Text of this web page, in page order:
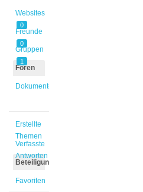
Websites
0
Freunde
0
Gruppen
1
Foren
Dokumente
Erstellte
Themen
Verfasste
Antworten
Beteiligungen
Favoriten